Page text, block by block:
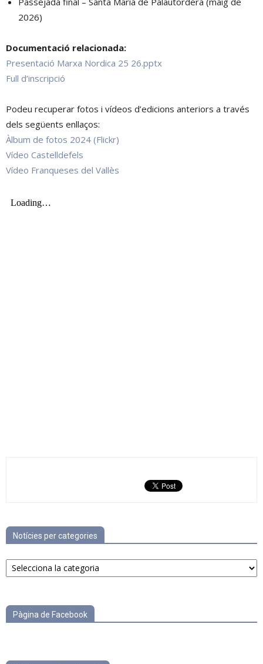
2026)
Documentació relacionada:
Presentació Marxa Nordica 25 26.pptx
Full d’inscripció
Podeu recuperar fotos i vídeos d’edicions anteriors a través
dels següents enllaços:
Àlbum de fotos 2024 (Flickr)
Vídeo Castelldefels
Vídeo Franqueses del Vallès
Notícies per categories
Notícies
per
Pàgina de Facebook